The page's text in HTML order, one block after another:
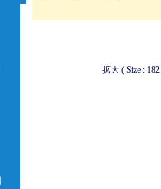
拡大 ( Size :